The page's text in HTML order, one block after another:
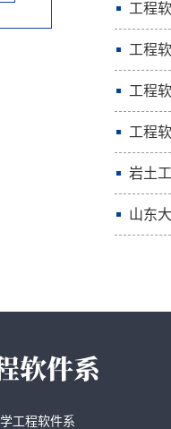
工程
工程
工程
工程
岩土
山东
工程软件系